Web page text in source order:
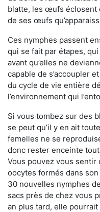
blatte, les œufs éclosent
de ses œufs
Ces nymphes passent
qui se fait par étapes,
avant qu’elles ne
capable de s’accoupler
du cycle de vie entière
l’environnement qui
Si vous tombez sur des
se peut qu’il y en ait
femelles ne se
donc rester enceinte
Vous pouvez vous
oocytes formés dans
30 nouvelles nymphes
sacs près de chez vous
an plus tard, elle